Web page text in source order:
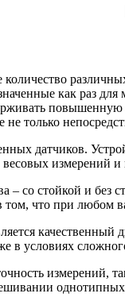
как раз
не только
датчиков.
измерений
– со стойкой и
том, что при любом
качественный
в условиях
измерений,